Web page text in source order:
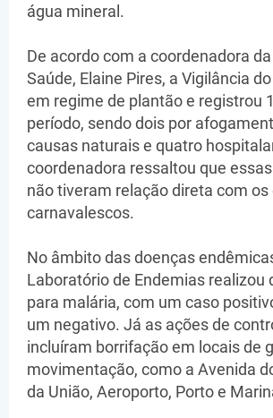
água mineral.
De acordo com a coordenadora
Saúde, Elaine Pires, a Vigilância
em regime de plantão e registrou
período, sendo dois por
causas naturais e quatro
coordenadora ressaltou que
não tiveram relação direta com
carnavalescos.
No âmbito das doenças
Laboratório de Endemias realizou
para malária, com um caso
um negativo. Já as ações de
incluíram borrifação em locais de
movimentação, como a Avenida
da União, Aeroporto, Porto e